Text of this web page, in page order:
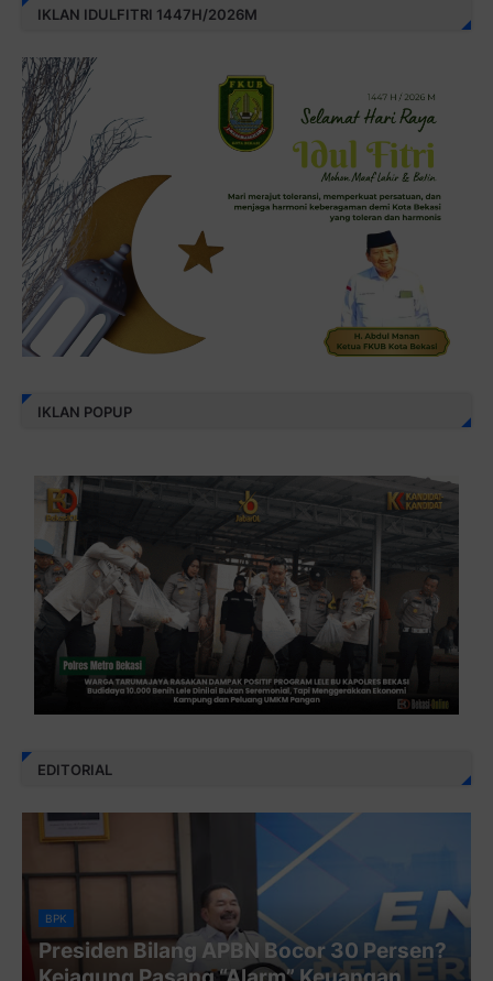
IKLAN IDULFITRI 1447H/2026M
IKLAN POPUP
EDITORIAL
BPK
Presiden Bilang APBN Bocor 30 Persen?